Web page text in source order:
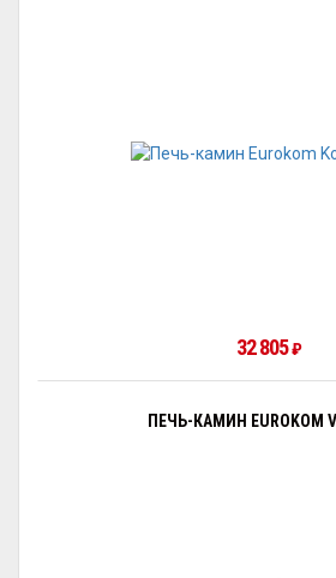
32 805₽
ПЕЧЬ-КАМИН EUROKOM